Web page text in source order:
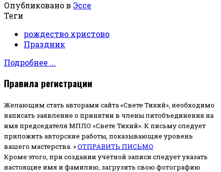
Опубликовано в Эссе
Теги
рождество христово
Праздник
Подробнее ...
Правила регистрации
Желающим стать авторами сайта «Свете Тихий», необходимо
написать заявление о принятии в члены литобъединения на
имя председателя МПЛО «Свете Тихий». К письму следует
приложить авторские работы, показывающие уровень
вашего мастерства. »ОТПРАВИТЬ ПИСЬМО
Кроме этого, при создании учетной записи следует указать
настоящие имя и фамилию, загрузить свою фотографию